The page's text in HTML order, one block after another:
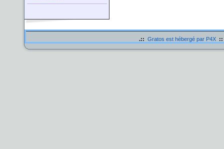
.:: Gratos est hébergé par P4X ::